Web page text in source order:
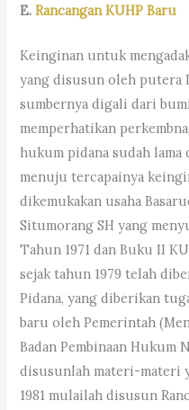
E.Rancangan KUHP Baru
Keinginan untuk
yang disusun oleh putera
sumbernya digali dari
memperhatikan
hukum pidana sudah lama
menuju tercapainya
dikemukakan usaha
Situmorang SH yang
Tahun 1971 dan Buku II
sejak tahun 1979 telah
Pidana, yang diberikan
baru oleh Pemerintah
Badan Pembinaan Hukum
disusunlah materi-materi
1981 mulailah disusun